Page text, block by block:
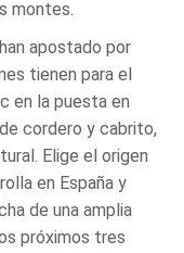
montes.
apostado por
tienen para el
en la puesta en
cordero y cabrito,
Elige el origen
en España y
de una amplia
próximos tres